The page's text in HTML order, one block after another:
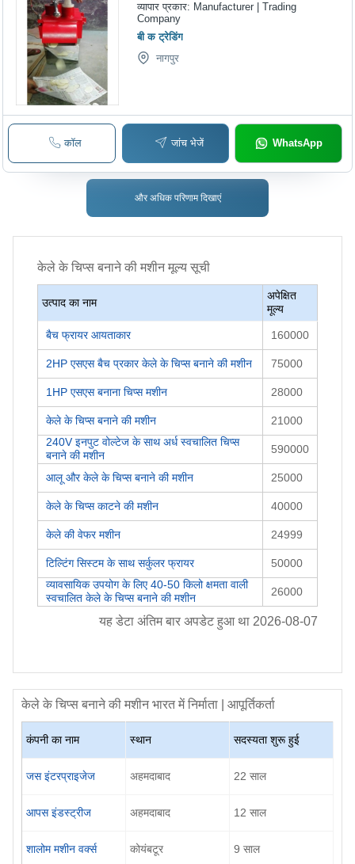
व्यापार प्रकार: Manufacturer | Trading
Company
बी क ट्रेडिंग
नागपुर
कॉल जांच भेजें WhatsApp
और अधिक परिणाम दिखाएं
केले के चिप्स बनाने की मशीन मूल्य सूची
उत्पाद का नाम
अपेक्षित
मूल्य
बैच फ्रायर आयताकार 160000
2HP एसएस बैच प्रकार केले के चिप्स बनाने की मशीन 75000
1HP एसएस बनाना चिप्स मशीन 28000
केले के चिप्स बनाने की मशीन
21000
240V इनपुट वोल्टेज के साथ अर्ध स्वचालित चिप्स
बनाने की मशीन
590000
आलू और केले के चिप्स बनाने की मशीन 25000
केले के चिप्स काटने की मशीन 40000
केले की वेफर मशीन 24999
टिल्टिंग सिस्टम के साथ सर्कुलर फ्रायर
50000
व्यावसायिक उपयोग के लिए 40-50 किलो क्षमता वाली
स्वचालित केले के चिप्स बनाने की मशीन
26000
यह डेटा अंतिम बार अपडेट हुआ था 2026-08-07
केले के चिप्स बनाने की मशीन भारत में निर्माता | आपूर्तिकर्ता
कंपनी का नाम स्थान सदस्यता शुरू हुई
जस इंटरप्राइजेज अहमदाबाद 22 साल
आपस इंडस्ट्रीज अहमदाबाद 12 साल
शालोम मशीन वर्क्स कोयंबटूर 9 साल